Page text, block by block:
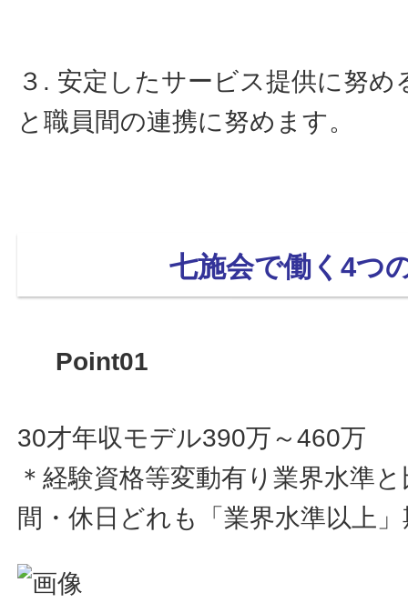
３. 安定したサービス提供に努
と職員間の連携に努めます。
七施会で働く4つ
Point01
30才年収モデル390万～460万
＊経験資格等変動有り業界水準
間・休日どれも「業界水準以上